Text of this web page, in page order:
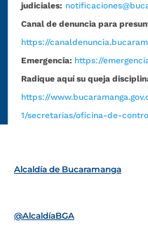
judiciales:
Canal de denuncia para
https://
Emergencia: https://
Radique aquí su queja
https://
1/secretarias/oficina-de-
Alcaldía de Bucaramanga
@AlcaldíaBGA